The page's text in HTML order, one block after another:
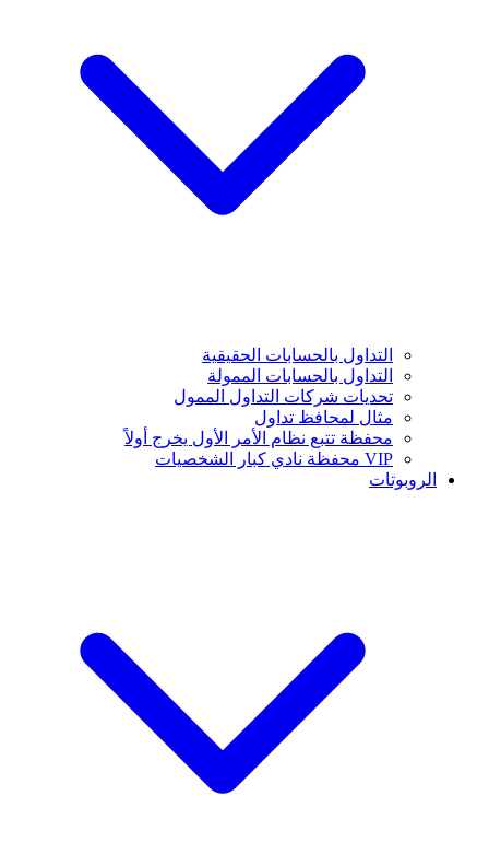
التداول بالحسابات الحقيقية
التداول بالحسابات الممولة
تحديات شركات التداول الممول
مثال لمحافظ تداول
محفظة تتبع نظام الأمر الأول يخرج أولاً
VIP محفظة نادي كبار الشخصيات
الروبوتات